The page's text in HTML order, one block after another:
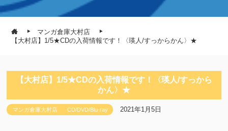
マンガ倉庫大村店
【大村店】1/5★CDの入荷情報です！〈瑛人/すっからかん〉★
【大村店】1/5★CDの入荷情報です！〈瑛人/すっから
かん〉★
マンガ倉庫大村店 CD/DVD/Blu-ray 2021年1月5日